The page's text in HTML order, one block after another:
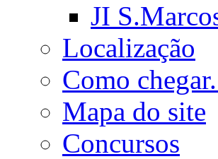
JI
Localização
Como
Mapa do site
Concursos